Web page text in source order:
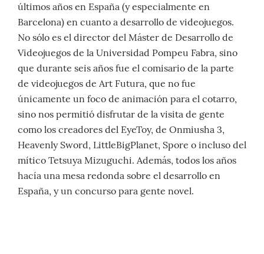
últimos años en España (y especialmente en
Barcelona) en cuanto a desarrollo de videojuegos.
No sólo es el director del Máster de Desarrollo de
Videojuegos de la Universidad Pompeu Fabra, sino
que durante seis años fue el comisario de la parte
de videojuegos de Art Futura, que no fue
únicamente un foco de animación para el cotarro,
sino nos permitió disfrutar de la visita de gente
como los creadores del EyeToy, de Onmiusha 3,
Heavenly Sword, LittleBigPlanet, Spore o incluso del
mítico Tetsuya Mizuguchi. Además, todos los años
hacía una mesa redonda sobre el desarrollo en
España, y un concurso para gente novel.